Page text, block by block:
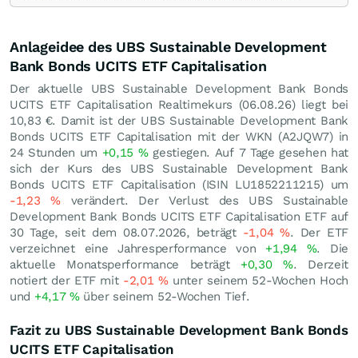
Anlageidee des UBS Sustainable Development
Bank Bonds UCITS ETF Capitalisation
Der aktuelle UBS Sustainable Development Bank Bonds
UCITS ETF Capitalisation Realtimekurs (06.08.26) liegt bei
10,83 €. Damit ist der UBS Sustainable Development Bank
Bonds UCITS ETF Capitalisation mit der WKN (A2JQW7) in
24 Stunden um +0,15 %gestiegen. Auf 7 Tage gesehen hat
sich der Kurs des UBS Sustainable Development Bank
Bonds UCITS ETF Capitalisation (ISIN LU1852211215) um
-1,23%verändert. Der Verlust des UBS Sustainable
Development Bank Bonds UCITS ETF Capitalisation ETF auf
30 Tage, seit dem 08.07.2026, beträgt -1,04%. Der ETF
verzeichnet eine Jahresperformance von +1,94 %. Die
aktuelle Monatsperformance beträgt +0,30%. Derzeit
notiert der ETF mit -2,01 %unter seinem 52-Wochen Hoch
und +4,17%über seinem 52-Wochen Tief.
Fazit zu UBS Sustainable Development Bank Bonds
UCITS ETF Capitalisation